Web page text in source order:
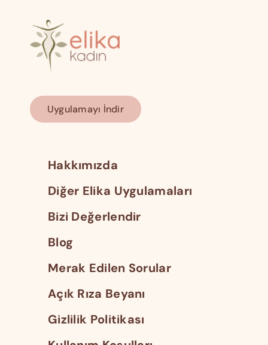
Uygulamayı İndir
Hakkımızda
Diğer Elika Uygulamaları
Bizi Değerlendir
Blog
Merak Edilen Sorular
Açık Rıza Beyanı
Gizlilik Politikası